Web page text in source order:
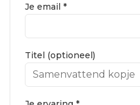
Je email *
Titel (optioneel)